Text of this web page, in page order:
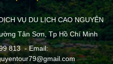
VỤ DU LỊCH CAO NGUYÊN
Tân Sơn, Tp Hồ Chí Minh
813 - Email: